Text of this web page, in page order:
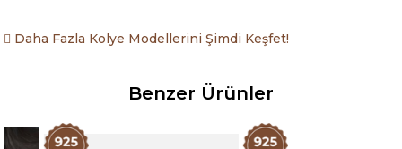
Daha Fazla Kolye Modellerini Şimdi Keşfet!
Benzer Ürünler